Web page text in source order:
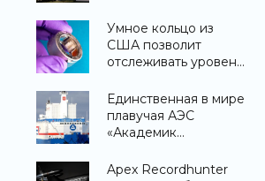
земли -
«Беспилотники»
Умное кольцо из
США позволит
отслеживать уровень
других веществ в
крови - «Технологии»
Единственная в мире
плавучая АЭС
«Академик
прошла
Apex Recordhunter